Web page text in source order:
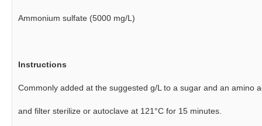
Ammonium sulfate (5000 mg/L)
Instructions
Commonly added at the suggested g/L to a sugar and an amino
and filter sterilize or autoclave at 121°C for 15 minutes.